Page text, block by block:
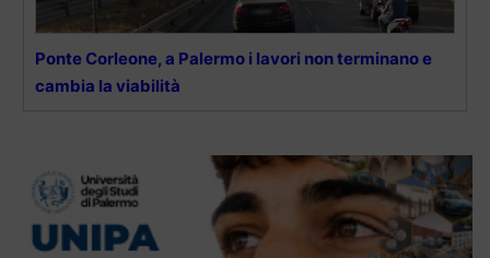
Ponte Corleone, a Palermo i lavori non terminano e
cambia la viabilità